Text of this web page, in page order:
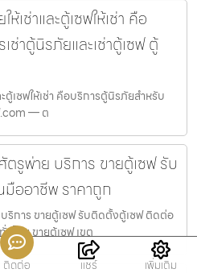
เช่าและตู้เซฟให้เช่า คือ
าตู้นิรภัยและเช่าตู้เซฟ ตู้
ตู้เซฟให้เช่า คือบริการตู้นิรภัยสำหรับ
.com — ต
รูพ่าย บริการ ขายตู้เซฟ รับ
ออาชีพ ราคาถูก
ริการ ขายตู้เซฟ รับติดตั้งตู้เซฟ ติดต่อ
ไทย ขายตู้เซฟ เขต
ติดต่อ แชร์ เพิ่มเติม